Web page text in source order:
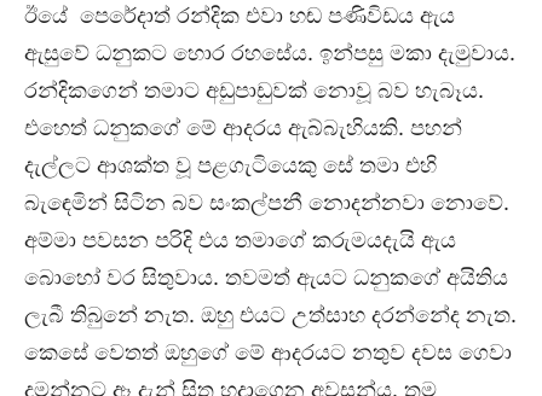
ඊයේ පෙරේදාත් රන්දික එවා හඬ පණිවිඩය ඇය
ඇසුවේ ධනුකට හොර රහසේය. ඉන්පසු මකා දැමුවාය.
රන්දිකගෙන් තමාට අඩුපාඩුවක් නොවූ බව හැබෑය.
එහෙත් ධනුකගේ මේ ආදරය ඇබ්බැහියකි. පහන්
දැල්ලට ආශක්ත වූ පළගැටියෙකු සේ තමා එහි
බැඳෙමින් සිටින බව සංකල්පනී නොදන්නවා නොවේ.
අම්මා පවසන පරිදි එය තමාගේ කරුමයදැයි ඇය
බොහෝ වර සිතුවාය. තවමත් ඇයට ධනුකගේ අයිතිය
ලැබී තිබුනේ නැත. ඔහු එයට උත්සාහ දරන්නේද නැත.
කෙසේ වෙතත් ඔහුගේ මේ ආදරයට නතුව දවස ගෙවා
දමන්නට ඈ දැන් සිත හදාගෙන අවසන්ය. තම